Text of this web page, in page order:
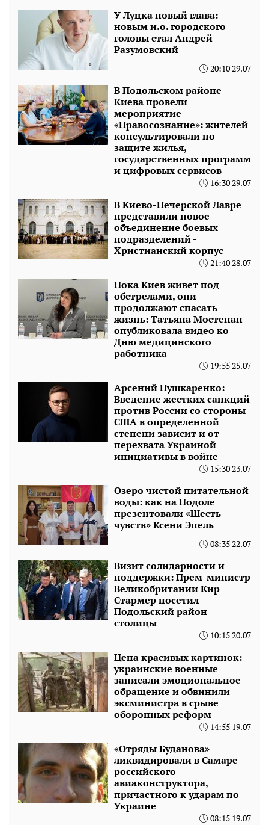
У Луцка новый глава:
новым и.о. городского
головы стал Андрей
Разумовский
20:10 29.07
В Подольском районе
Киева провели
мероприятие
«Правосознание»: жителей
консультировали по
защите жилья,
государственных программ
и цифровых сервисов
16:30 29.07
В Киево-Печерской Лавре
представили новое
объединение боевых
подразделений -
Христианский корпус
21:40 28.07
Пока Киев живет под
обстрелами, они
продолжают спасать
жизнь: Татьяна Мостепан
опубликовала видео ко
Дню медицинского
работника
19:55 25.07
Арсений Пушкаренко:
Введение жестких санкций
против России со стороны
США в определенной
степени зависит и от
перехвата Украиной
инициативы в войне
15:30 23.07
Озеро чистой питательной
воды: как на Подоле
презентовали «Шесть
чувств» Ксени Эпель
08:35 22.07
Визит солидарности и
поддержки: Прем-министр
Великобритании Кир
Стармер посетил
Подольский район
столицы
10:15 20.07
Цена красивых картинок:
украинские военные
записали эмоциональное
обращение и обвинили
эксминистра в срыве
оборонных реформ
14:55 19.07
«Отряды Буданова»
ликвидировали в Самаре
российского
авиаконструктора,
причастного к ударам по
Украине
08:15 19.07